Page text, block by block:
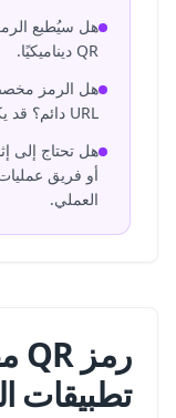
هل سيُطبع
QR ديناميكيًا.
هل الرمز
URL دائم؟ قد يكون QR الثابت مناسبًا.
هل تحتاج إلى
العملي.
تطبيقات